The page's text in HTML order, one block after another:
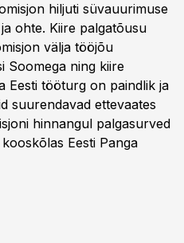
hiljuti süvauurimuse
ohte. Kiire palgatõusu
välja tööjõu
Soomega ning kiire
Eesti tööturg on paindlik ja
suurendavad ettevaates
hinnangul palgasurved
Eesti Panga